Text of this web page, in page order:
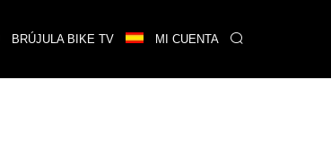
BRÚJULA BIKE TV MI CUENTA